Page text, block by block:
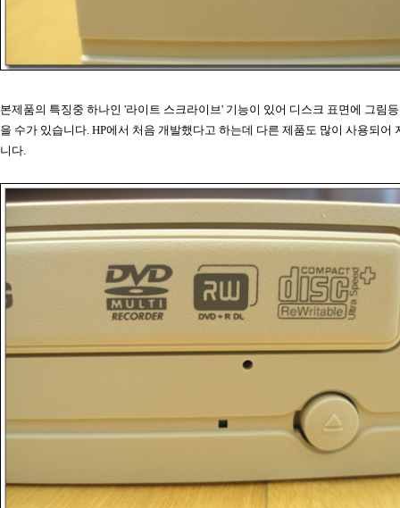
본제품의 특징중 하나인 '라이트 스크라이브' 기능이 있어 디스크 표면에 그림
을 수가 있습니다. HP에서 처음 개발했다고 하는데 다른 제품도 많이 사용되어
니다.